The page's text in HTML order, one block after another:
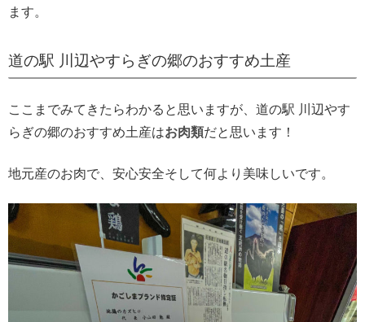
ます。
道の駅 川辺やすらぎの郷のおすすめ土産
ここまでみてきたらわかると思いますが、道の駅 川辺やす
らぎの郷のおすすめ土産はお肉類だと思います！
地元産のお肉で、安心安全そして何より美味しいです。